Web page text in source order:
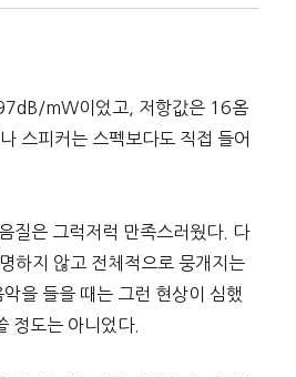
mW이었고, 저항값은 16옴
스피커는 스펙보다도 직접 들어
질은 그럭저럭 만족스러웠다. 다
하지 않고 전체적으로 뭉개지는
을 들을 때는 그런 현상이 심했
정도는 아니었다.